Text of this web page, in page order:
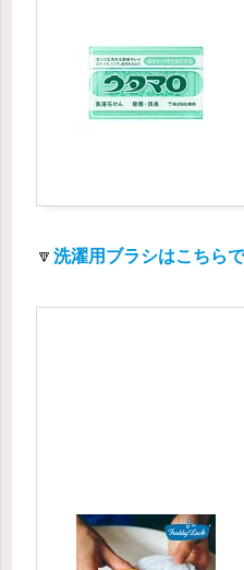
🔽 洗濯用ブラシはこちら